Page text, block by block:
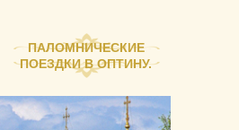
ПАЛОМНИЧЕСКИЕ
ПОЕЗДКИ В ОПТИНУ.